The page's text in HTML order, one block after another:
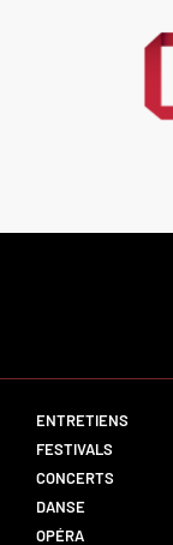
ENTRETIENS
FESTIVALS
CONCERTS
DANSE
OPÉRA